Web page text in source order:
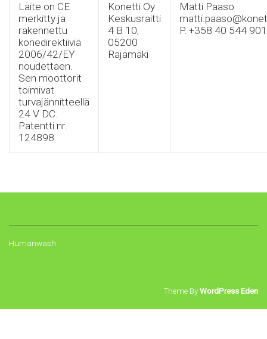
Laite on CE
merkitty ja
rakennettu
konedirektiiviä
2006/42/EY
noudettaen.
Sen moottorit
toimivat
turvajännitteellä
24 V DC.
Patentti nr.
124898
Konetti Oy
Keskusraitti
4 B 10,
05200
Rajamäki
Matti Paaso
P. +358 40 544
Humanwash
Theme By WordPress Eden